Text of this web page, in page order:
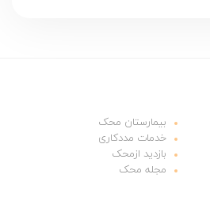
بیمارستان محک
خدمات مددکاری
بازدید ازمحک
مجله محک